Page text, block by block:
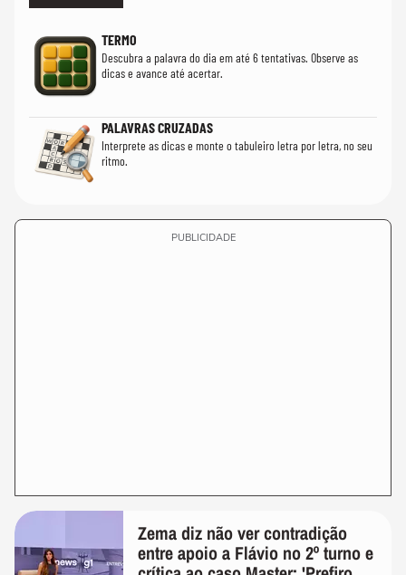
TERMO
Descubra a palavra do dia em até 6 tentativas. Observe as
dicas e avance até acertar.
PALAVRAS CRUZADAS
Interprete as dicas e monte o tabuleiro letra por letra, no seu
ritmo.
PUBLICIDADE
Zema diz não ver contradição
entre apoio a Flávio no 2º turno e